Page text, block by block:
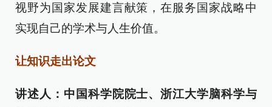
视野为国家发展建言献策，在服务国家战略中
实现自己的学术与人生价值。
让知识走出论文
讲述人：中国科学院院士、浙江大学脑科学与